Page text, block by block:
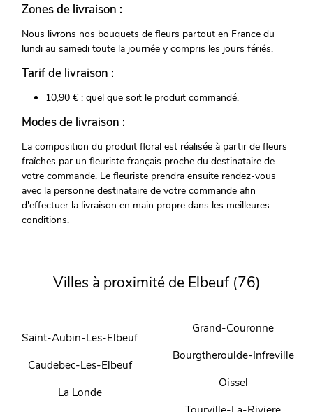
Zones de livraison :
Nous livrons nos bouquets de fleurs partout en France du
lundi au samedi toute la journée y compris les jours fériés.
Tarif de livraison :
10,90 € : quel que soit le produit commandé.
Modes de livraison :
La composition du produit floral est réalisée à partir de fleurs
fraîches par un fleuriste français proche du destinataire de
votre commande. Le fleuriste prendra ensuite rendez-vous
avec la personne destinataire de votre commande afin
d'effectuer la livraison en main propre dans les meilleures
conditions.
Villes à proximité de Elbeuf (76)
Saint-Aubin-Les-Elbeuf
Caudebec-Les-Elbeuf
La Londe
Grand-Couronne
Bourgtheroulde-Infreville
Oissel